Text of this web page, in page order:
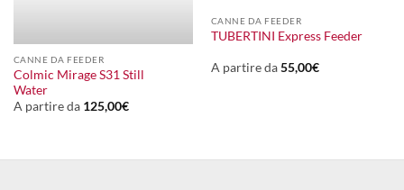
CANNE DA FEEDER
Colmic Mirage S31 Still
Water
A partire da 125,00€
CANNE DA FEEDER
TUBERTINI Express Feeder
A partire da55,00€